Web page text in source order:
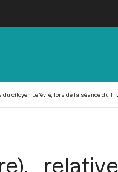
citoyen Lefèvre, lors de la séance du 11